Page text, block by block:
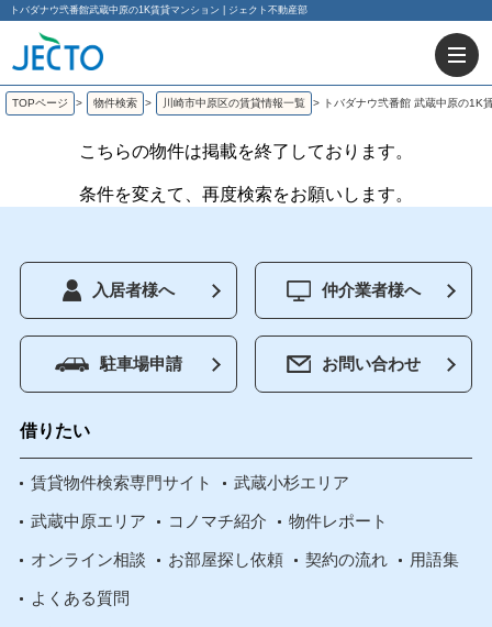
トバダナウ弐番館武蔵中原の1K賃貸マンション | ジェクト不動産部
TOPページ > 物件検索 > 川崎市中原区の賃貸情報一覧 > トバダナウ弐番館 武蔵中原の1K
こちらの物件は掲載を終了しております。
条件を変えて、再度検索をお願いします。
入居者様へ 仲介業者様へ
駐車場申請 お問い合わせ
借りたい
賃貸物件検索専門サイト 武蔵小杉エリア
武蔵中原エリア コノマチ紹介 物件レポート
オンライン相談 お部屋探し依頼 契約の流れ 用語集
よくある質問